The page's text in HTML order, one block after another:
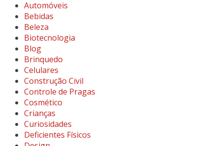
Automóveis
Bebidas
Beleza
Biotecnologia
Blog
Brinquedo
Celulares
Construção Civil
Controle de Pragas
Cosmético
Crianças
Curiosidades
Deficientes Físicos